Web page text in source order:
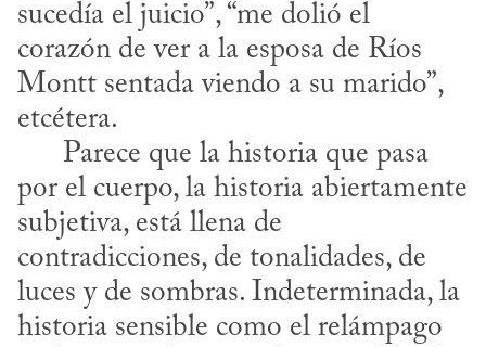
sucedía el juicio”, “me dolió el
corazón de ver a la esposa de Ríos
Montt sentada viendo a su marido”,
etcétera.
por el cuerpo, la historia abiertamente
subjetiva, está llena de
contradicciones, de tonalidades, de
luces y de sombras. Indeterminada, la
historia sensible como el relámpago